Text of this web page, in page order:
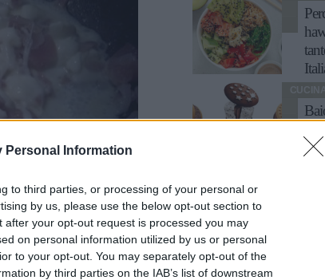
Personal Information
to third parties, or processing of your personal or
by us, please use the below opt-out section to
your opt-out request is processed you may
on personal information utilized by us or personal
to your opt-out. You may separately opt-out of the
by third parties on the IAB’s list of downstream
CUCINA
di
Il